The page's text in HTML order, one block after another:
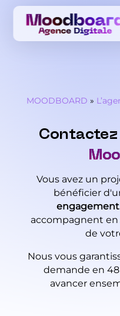
MOODBOARD »
Vous avez un
bénéficier
engagement
accompagnent
de
Nous vous
demande en
avancer